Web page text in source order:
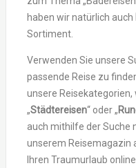
haben wir natürlich auch
Sortiment.
Verwenden Sie unsere
passende Reise zu
unsere Reisekategorien,
„Städtereisen“ oder „
auch mithilfe der Suche
unserem Reisemagazin
Ihren Traumurlaub